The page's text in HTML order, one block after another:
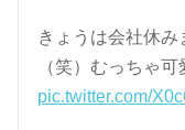
きょうは会社休み
（笑）むっちゃ可
pic.twitter.com/